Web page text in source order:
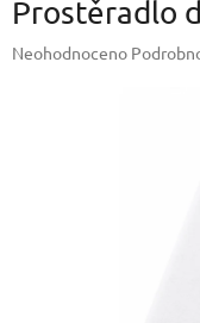
Prostěradlo
Průměrné
Neohodnoceno